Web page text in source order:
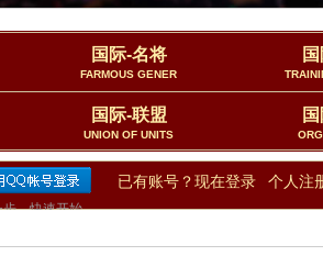
国际-名将
FARMOUS GENER
国际-联盟
UNION OF UNITS
已有账号？现在登录 个人注
步，快速开始